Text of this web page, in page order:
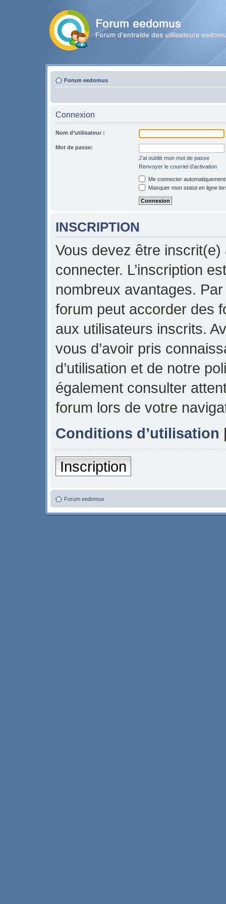
Forum eedomus
Connexion
Nom d’utilisateur :
Mot de passe:
J’ai oublié mon mot de passe
Renvoyer le courriel d’activation
Me connecter
Masquer mon statut en ligne
INSCRIPTION
Vous devez être
connecter. L’inscription
nombreux avantages.
forum peut accorder des
aux utilisateurs inscrits.
vous d’avoir pris
d’utilisation et de notre
également consulter
forum lors de votre
Conditions d’utilisation
Inscription
Forum eedomus